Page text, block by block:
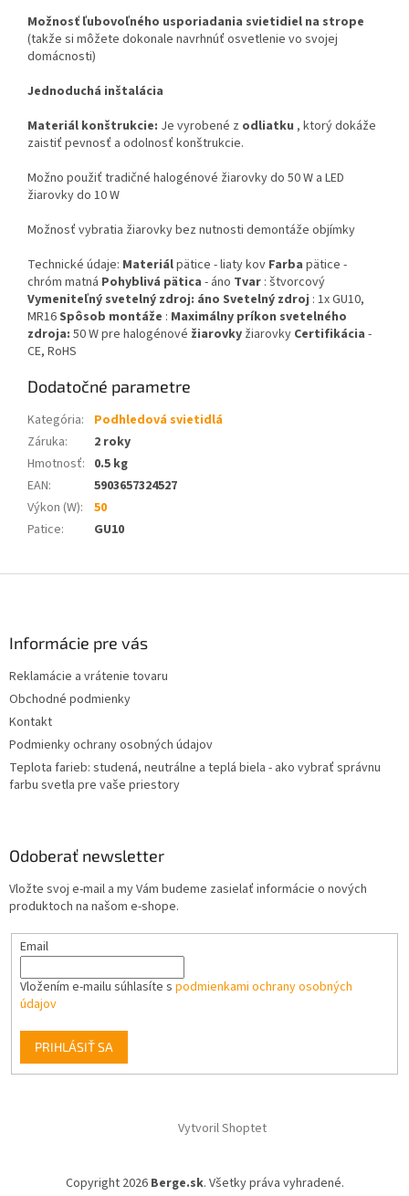
Možnosť ľubovoľného usporiadania svietidiel na strope
(takže si môžete dokonale navrhnúť osvetlenie vo svojej
domácnosti)
Jednoduchá inštalácia
Materiál konštrukcie: Je vyrobené z odliatku , ktorý dokáže
zaistiť pevnosť a odolnosť konštrukcie.
Možno použiť tradičné halogénové žiarovky do 50 W a LED
žiarovky do 10 W
Možnosť vybratia žiarovky bez nutnosti demontáže objímky
Technické údaje: Materiálpätice - liaty kov Farba pätice -
chróm matná Pohyblivá pätica - áno Tvar : štvorcový
Vymeniteľný svetelný zdroj: áno Svetelný zdroj : 1x GU10,
MR16Spôsob montáže : Maximálny príkon svetelného
zdroja: 50 W pre halogénové žiarovky žiarovky Certifikácia -
CE, RoHS
Dodatočné parametre
Kategória:
Podhledová svietidlá
Záruka:
2 roky
Hmotnosť: 0.5 kg
EAN:
5903657324527
Výkon (W):
50
Patice: GU10
Informácie pre vás
Reklamácie a vrátenie tovaru
Obchodné podmienky
Kontakt
Podmienky ochrany osobných údajov
Teplota farieb: studená, neutrálne a teplá biela - ako vybrať správnu
farbu svetla pre vaše priestory
Odoberať newsletter
Vložte svoj e-mail a my Vám budeme zasielať informácie o nových
produktoch na našom e-shope.
Email
Vložením e-mailu súhlasíte s podmienkami ochrany osobných
údajov
PRIHLÁSIŤ SA
Vytvoril Shoptet
Copyright 2026 Berge.sk. Všetky práva vyhradené.